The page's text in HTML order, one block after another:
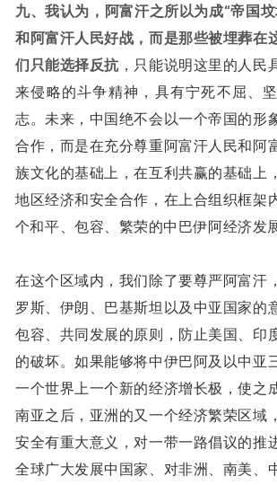
九、我认为，阿富汗之所以为成“帝国
和阿富汗人民好战，而是那些被埋葬在
们只能选择反抗，只能说明这里的人民
来侵略的斗争精神，具有宁死不屈、
志。未来，中国绝不会以一个帝国的形
合作，而是在充分尊重阿富汗人民和阿
族文化的基础上，在互利共赢的基础上
地区经济和安全合作，在上合组织框架
个和平、包容、繁荣的中巴伊阿经济发
在这个区域内，我们除了要尊严阿富汗
罗斯、伊朗、巴基斯坦以及中亚国家的
包容、共同发展的原则，防止美国、印
的破坏。如果能够将中伊巴阿及以中亚
一个世界上一个新的经济增长极，使之
南亚之后，亚洲的又一个经济繁荣区域
安全有重大意义，对一带一路倡议的推
全球广大发展中国家、对非洲、南美、